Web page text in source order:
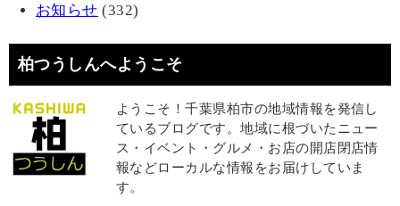
お知らせ (332)
柏つうしんへようこそ
ようこそ！千葉県柏市の地域情報を発信し
ているブログです。地域に根づいたニュー
ス・イベント・グルメ・お店の開店閉店情
報などローカルな情報をお届けしていま
す。